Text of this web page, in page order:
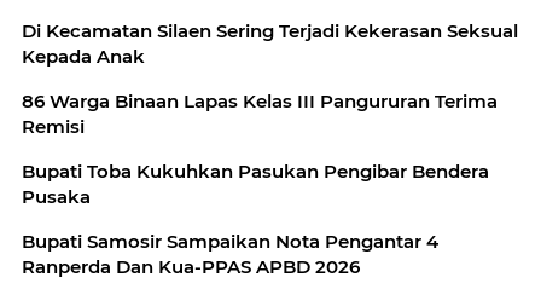
Di Kecamatan Silaen Sering Terjadi Kekerasan Seksual
Kepada Anak
86 Warga Binaan Lapas Kelas III Pangururan Terima
Remisi
Bupati Toba Kukuhkan Pasukan Pengibar Bendera
Pusaka
Bupati Samosir Sampaikan Nota Pengantar 4
Ranperda Dan Kua-PPAS APBD 2026